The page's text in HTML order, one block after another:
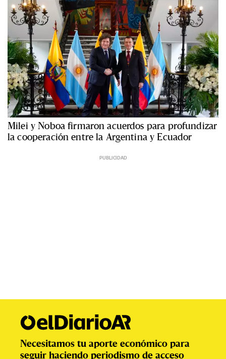
Milei y Noboa firmaron acuerdos para profundizar
la cooperación entre la Argentina y Ecuador
Necesitamos tu aporte económico para
seguir haciendo periodismo de acceso